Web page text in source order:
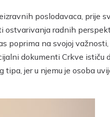
poslodavaca, prije
ostvarivanja radnih
poprima na svojoj
dokumenti Crkve
jer u njemu je osoba